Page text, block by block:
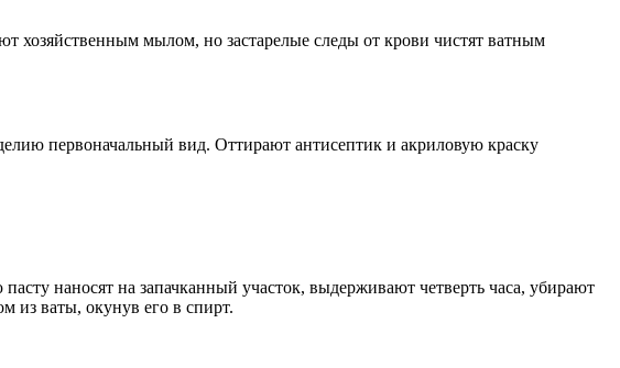
хозяйственным мылом, но застарелые следы от крови чистят ватным
первоначальный вид. Оттирают антисептик и акриловую краску
наносят на запачканный участок, выдерживают четверть часа, убирают
из ваты, окунув его в спирт.